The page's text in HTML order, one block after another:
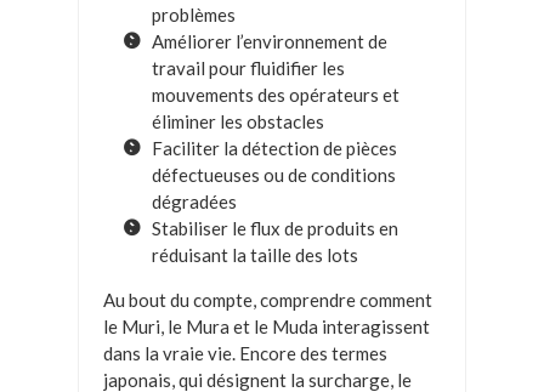
problèmes
Améliorer l’environnement de
travail pour fluidifier les
mouvements des opérateurs et
éliminer les obstacles
Faciliter la détection de pièces
défectueuses ou de conditions
dégradées
Stabiliser le flux de produits en
réduisant la taille des lots
Au bout du compte, comprendre comment
le Muri, le Mura et le Muda interagissent
dans la vraie vie. Encore des termes
japonais, qui désignent la surcharge, le